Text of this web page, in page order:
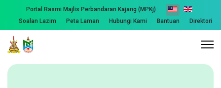
Portal Rasmi Majlis Perbandaran Kajang (MPKj)
Soalan Lazim
Peta Laman Hubungi Kami Bantuan Direktori